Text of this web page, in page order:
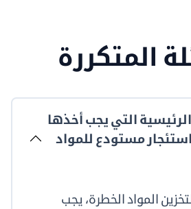
المتكررة
التي يجب أخذها
استئجار مستودع للمواد
المواد الخطرة، يجب